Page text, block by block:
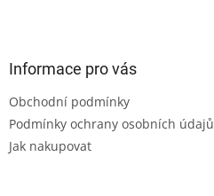
k
Informace pro vás
Obchodní podmínky
Podmínky ochrany osobních údajů
Jak nakupovat